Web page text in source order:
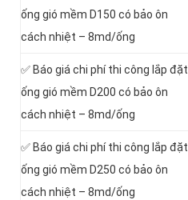
ống gió mềm D150 có bảo ôn
cách nhiệt – 8md/ống
✅ Báo giá chi phí thi công lắp đặt
ống gió mềm D200 có bảo ôn
cách nhiệt – 8md/ống
✅ Báo giá chi phí thi công lắp đặt
ống gió mềm D250 có bảo ôn
cách nhiệt – 8md/ống